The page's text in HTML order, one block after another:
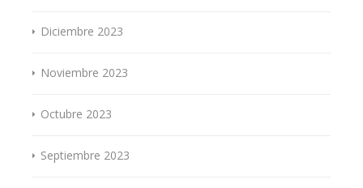
Diciembre 2023
Noviembre 2023
Octubre 2023
Septiembre 2023